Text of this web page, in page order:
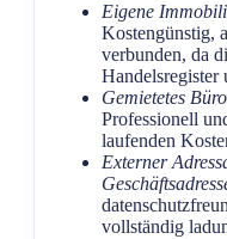
Eigene
Kostengünstig,
verbunden, da
Handelsregister
Gemietetes
Professionell
laufenden
Externer
vollständig